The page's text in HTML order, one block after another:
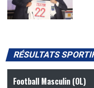
RÉSULTATS
Football Masculin (OL)